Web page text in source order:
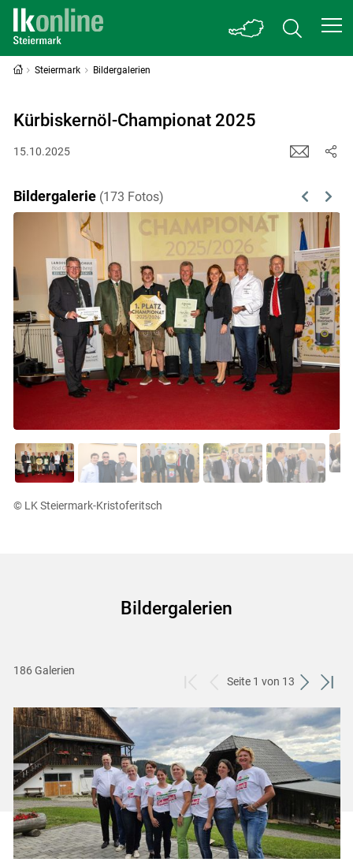
Steiermark Bildergalerien
Kürbiskernöl-Championat 2025
15.10.2025
Bildergalerie (173 Fotos) Previous
Next
© LK Steiermark-Kristoferitsch
Bildergalerien
ersten
Set
zum
vorigen
Set
Seite 1 von 13
weiter
zum
nächsten
Set
zum
Set
186 Galerien